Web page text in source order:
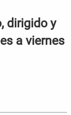
dirigido y
a viernes